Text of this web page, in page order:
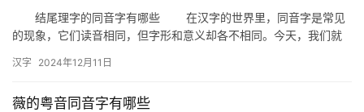
结尾理字的同音字有哪些 在汉字的世界里，同音字是常见
的现象，它们读音相同，但字形和意义却各不相同。今天，我们就
与…
汉字 2024年12月11日
薇的粤音同音字有哪些